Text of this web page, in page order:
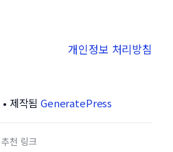
개인정보 처리방침
• 제작됨GeneratePress
추천 링크